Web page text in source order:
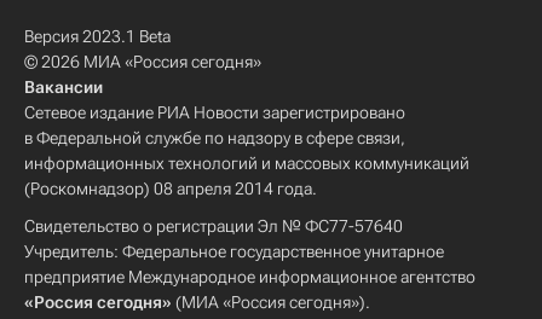
Версия 2023.1 Beta
© 2026 МИА «Россия сегодня»
Вакансии
Сетевое издание РИА Новости зарегистрировано
в Федеральной службе по надзору в сфере связи,
информационных технологий и массовых коммуникаций
(Роскомнадзор) 08 апреля 2014 года.
Свидетельство о регистрации Эл № ФС77-57640
Учредитель: Федеральное государственное унитарное
предприятие Международное информационное агентство
«Россия сегодня» (МИА «Россия сегодня»).